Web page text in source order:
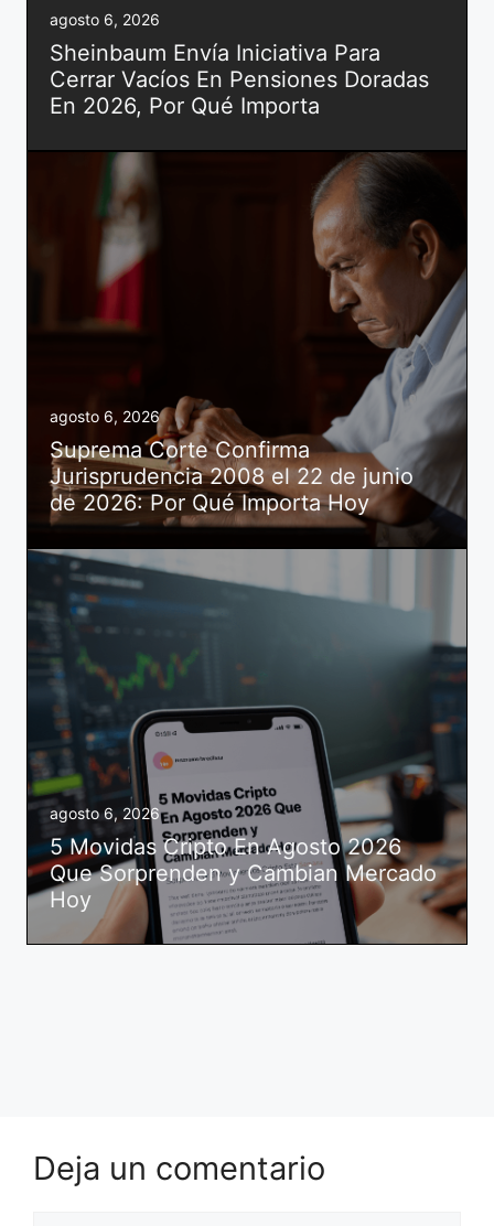
agosto 6, 2026
Sheinbaum Envía Iniciativa Para
Cerrar Vacíos En Pensiones Doradas
En 2026, Por Qué Importa
agosto 6, 2026
Suprema Corte Confirma
Jurisprudencia 2008 el 22 de junio
de 2026: Por Qué Importa Hoy
agosto 6, 2026
5 Movidas Cripto En Agosto 2026
Que Sorprenden y Cambian Mercado
Hoy
Deja un comentario